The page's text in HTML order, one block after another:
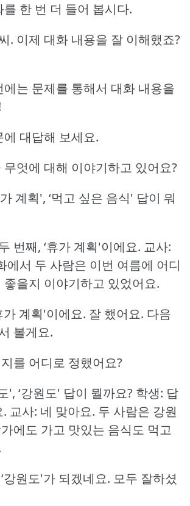
를 한 번 더 들어 봅시다.
. 이제 대화 내용을 잘 이해했죠?
는 문제를 통해서 대화 내용을
대답해 보세요.
엇에 대해 이야기하고 있어요?
계획', ‘먹고 싶은 음식' 답이 뭐
번째, ‘휴가 계획'이에요. 교사:
에서 두 사람은 이번 여름에 어디
좋을지 이야기하고 있었어요.
가 계획'이에요. 잘 했어요. 다음
볼게요.
를 어디로 정했어요?
', ‘강원도' 답이 뭘까요? 학생: 답
. 교사: 네 맞아요. 두 사람은 강원
에도 가고 맛있는 음식도 먹고
강원도'가 되겠네요. 모두 잘하셨